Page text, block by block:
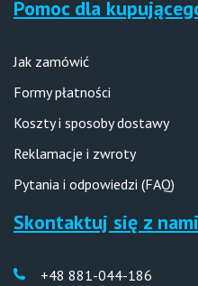
Pomoc dla
Jak zamówić
Formy płatności
Koszty i sposoby dostawy
Reklamacje i zwroty
Pytania i odpowiedzi (FAQ)
Skontaktuj się z nami
+48 881-044-186